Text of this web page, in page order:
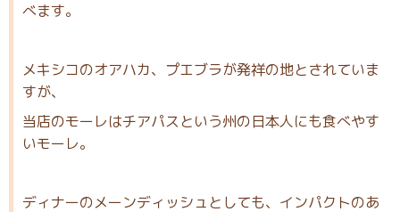
べます。
メキシコのオアハカ、プエブラが発祥の地とされていま
すが、
当店のモーレはチアパスという州の日本人にも食べやす
いモーレ。
ディナーのメーンディッシュとしても、インパクトのあ